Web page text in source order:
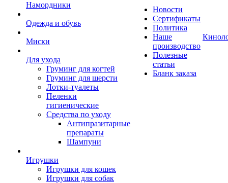
Намордники
Одежда и обувь
Миски
Для ухода
Груминг для когтей
Груминг для шерсти
Лотки-туалеты
Пеленки
гигиенические
Средства по уходу
Антипразитарные
препараты
Шампуни
Игрушки
Игрушки для кошек
Игрушки для собак
Новости
Сертификаты
Политика
Наше
производство
Полезные
статьи
Бланк заказа